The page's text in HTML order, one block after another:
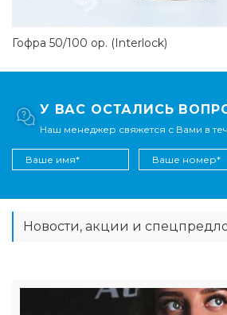
Гофра 50/100 ор. (Interlock)
У ВАС ОСТАЛИСЬ
Наш менеджер свяжется с Вами в
Новости, акции и